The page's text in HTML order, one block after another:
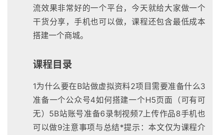
流效果非常好的一个平台，今天就给大家做一个
干货分享，手机也可以做，课程还包含最低成本
搭建一个商城。
课程目录
1为什么要在B站做虚拟资料2项目需要准备什么3
准备一个公众号4如何搭建一个H5页面（可有可
无）5B站账号准备6录制视频7上传作品8手机也
可以做9注意事项与总结*提示：本文仅为课程介